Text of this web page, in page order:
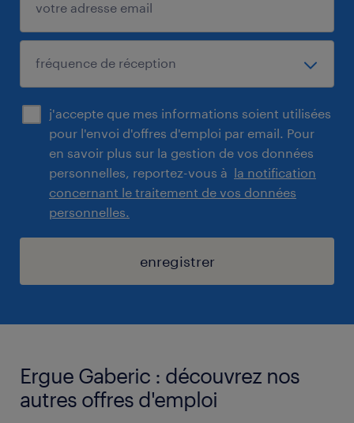
j'accepte que mes informations soient utilisées
pour l'envoi d'offres d'emploi par email. Pour
en savoir plus sur la gestion de vos données
personnelles, reportez-vous à la notification
concernant le traitement de vos données
personnelles.
enregistrer
Ergue Gaberic : découvrez nos
autres offres d'emploi